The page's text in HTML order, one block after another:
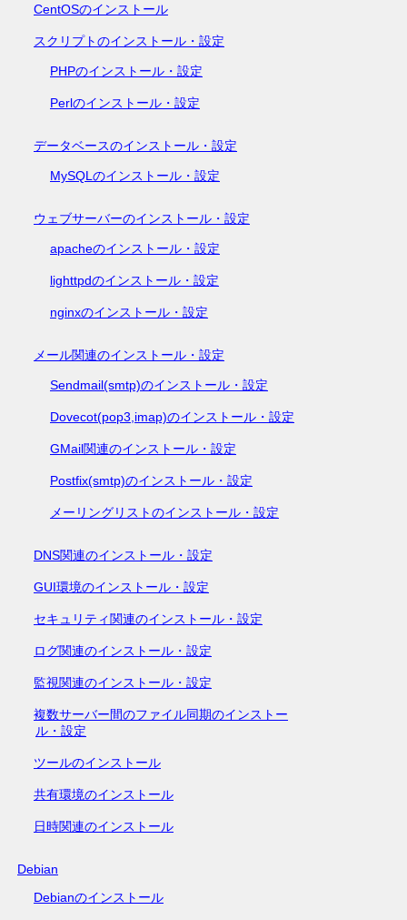
CentOSのインストール
スクリプトのインストール・設定
PHPのインストール・設定
Perlのインストール・設定
データベースのインストール・設定
MySQLのインストール・設定
ウェブサーバーのインストール・設定
apacheのインストール・設定
lighttpdのインストール・設定
nginxのインストール・設定
メール関連のインストール・設定
Sendmail(smtp)のインストール・設定
Dovecot(pop3,imap)のインストール・設定
GMail関連のインストール・設定
Postfix(smtp)のインストール・設定
メーリングリストのインストール・設定
DNS関連のインストール・設定
GUI環境のインストール・設定
セキュリティ関連のインストール・設定
ログ関連のインストール・設定
監視関連のインストール・設定
複数サーバー間のファイル同期のインストー
ル・設定
ツールのインストール
共有環境のインストール
日時関連のインストール
Debian
Debianのインストール